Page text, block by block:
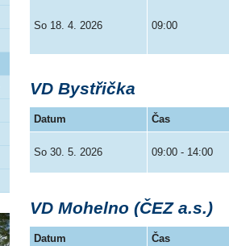
So 18. 4. 2026 09:00
VD Bystřička
Datum Čas
So 30. 5. 2026 09:00 - 14:00
VD Mohelno (ČEZ a.s.)
Datum Čas